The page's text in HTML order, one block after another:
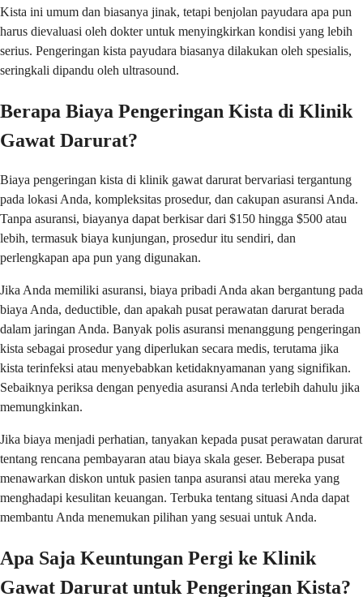
Kista ini umum dan biasanya jinak, tetapi benjolan payudara apa pun
harus dievaluasi oleh dokter untuk menyingkirkan kondisi yang lebih
serius. Pengeringan kista payudara biasanya dilakukan oleh spesialis,
seringkali dipandu oleh ultrasound.
Berapa Biaya Pengeringan Kista di Klinik
Gawat Darurat?
Biaya pengeringan kista di klinik gawat darurat bervariasi tergantung
pada lokasi Anda, kompleksitas prosedur, dan cakupan asuransi Anda.
Tanpa asuransi, biayanya dapat berkisar dari $150 hingga $500 atau
lebih, termasuk biaya kunjungan, prosedur itu sendiri, dan
perlengkapan apa pun yang digunakan.
Jika Anda memiliki asuransi, biaya pribadi Anda akan bergantung pada
biaya Anda, deductible, dan apakah pusat perawatan darurat berada
dalam jaringan Anda. Banyak polis asuransi menanggung pengeringan
kista sebagai prosedur yang diperlukan secara medis, terutama jika
kista terinfeksi atau menyebabkan ketidaknyamanan yang signifikan.
Sebaiknya periksa dengan penyedia asuransi Anda terlebih dahulu jika
memungkinkan.
Jika biaya menjadi perhatian, tanyakan kepada pusat perawatan darurat
tentang rencana pembayaran atau biaya skala geser. Beberapa pusat
menawarkan diskon untuk pasien tanpa asuransi atau mereka yang
menghadapi kesulitan keuangan. Terbuka tentang situasi Anda dapat
membantu Anda menemukan pilihan yang sesuai untuk Anda.
Apa Saja Keuntungan Pergi ke Klinik
Gawat Darurat untuk Pengeringan Kista?